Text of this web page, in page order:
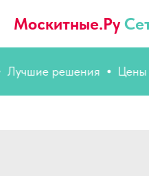
Москитные.Ру
решения Цены от